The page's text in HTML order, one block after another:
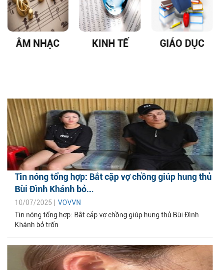
ÂM NHẠC KINH TẾ GIÁO DỤC
Tin nóng tổng hợp: Bắt cặp vợ chồng giúp hung thủ
Bùi Đình Khánh bỏ...
10/07/2025 | VOVVN
Tin nóng tổng hợp: Bắt cặp vợ chồng giúp hung thủ Bùi Đình
Khánh bỏ trốn